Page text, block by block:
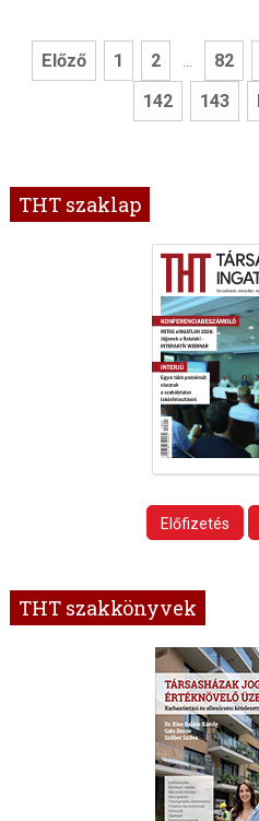
Előző 1 2 ... 82
142 143
THT szaklap
Előfizetés
THT szakkönyvek